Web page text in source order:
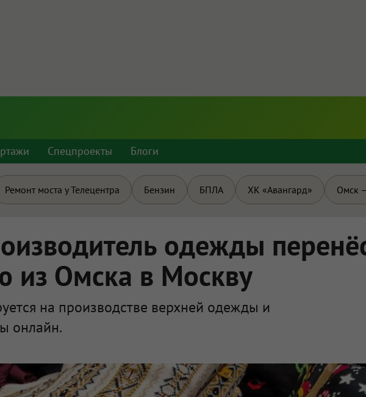
Спецпроекты Блоги
Ремонт моста у Телецентра Бензин БПЛА ХК «Авангард» Омск
одежды
из Омска в Москву
на производстве верхней одежды и
онлайн.